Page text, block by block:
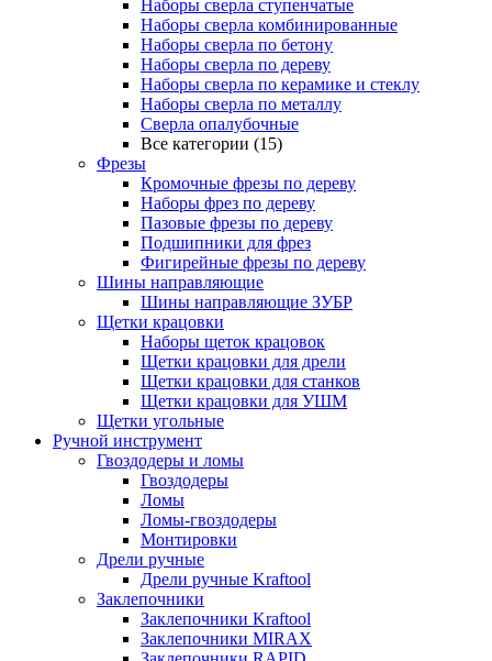
Наборы cверла ступенчатые
Наборы сверла комбинированные
Наборы сверла по бетону
Наборы сверла по дереву
Наборы сверла по керамике и стеклу
Наборы сверла по металлу
Сверла опалубочные
Все категории (15)
Фрезы
Кромочные фрезы по дереву
Наборы фрез по дереву
Пазовые фрезы по дереву
Подшипники для фрез
Фигирейные фрезы по дереву
Шины направляющие
Шины направляющие ЗУБР
Щетки крацовки
Наборы щеток крацовок
Щетки крацовки для дрели
Щетки крацовки для станков
Щетки крацовки для УШМ
Щетки угольные
Ручной инструмент
Гвоздодеры и ломы
Гвоздодеры
Ломы
Ломы-гвоздодеры
Монтировки
Дрели ручные
Дрели ручные Kraftool
Заклепочники
Заклепочники Kraftool
Заклепочники MIRAX